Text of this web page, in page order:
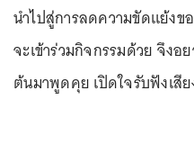
นำไปสู่การลดความขัดแย้งข
จะเข้าร่วมกิจกรรมด้วย จึง
ต้นมาพูดคุย เปิดใจรับฟังเสี